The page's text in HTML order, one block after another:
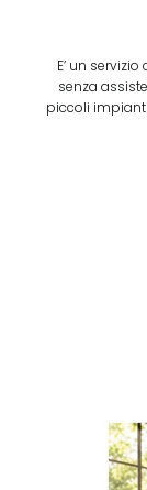
E’ un
senza
piccoli